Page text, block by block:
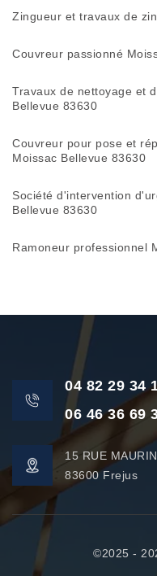
Zingueur et travaux de
Couvreur passionné
Travaux de nettoyage et
Bellevue 83630
Couvreur pour pose et
Moissac Bellevue 83630
Société d'intervention
Bellevue 83630
Ramoneur professionnel
04 82 29 34
06 46 36 69
15 RUE
83600 Frejus
©2025 -